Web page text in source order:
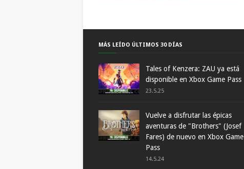
MÁS LEÍDO ÚLTIMOS 30 DÍAS
Tales of Kenzera: ZAU ya está
disponible en Xbox Game Pass
23.5.25
Vuelve a disfrutar las épicas
aventuras de "Brothers" (Josef
Fares) de nuevo en Xbox Game
Pass
14.5.24